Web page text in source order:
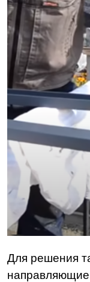
Для решения